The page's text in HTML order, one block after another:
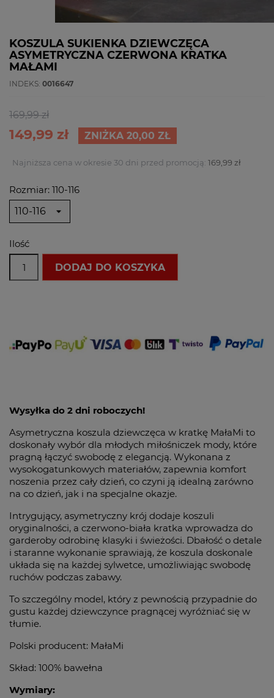
KOSZULA SUKIENKA DZIEWCZĘCA
ASYMETRYCZNA CZERWONA KRATKA
MAŁAMI
INDEKS: 0016647
169,99 zł
149,99 zł ZNIŻKA 20,00 ZŁ
Najniższa cena w okresie 30 dni przed promocją: 169,99 zł
Rozmiar: 110-116
Ilość
DODAJ DO KOSZYKA
Wysyłka do 2 dni roboczych!
Asymetryczna koszula dziewczęca w kratkę MałaMi to
doskonały wybór dla młodych miłośniczek mody, które
pragną łączyć swobodę z elegancją. Wykonana z
wysokogatunkowych materiałów, zapewnia komfort
noszenia przez cały dzień, co czyni ją idealną zarówno
na co dzień, jak i na specjalne okazje.
Intrygujący, asymetryczny krój dodaje koszuli
oryginalności, a czerwono-biała kratka wprowadza do
garderoby odrobinę klasyki i świeżości. Dbałość o detale
i staranne wykonanie sprawiają, że koszula doskonale
układa się na każdej sylwetce, umożliwiając swobodę
ruchów podczas zabawy.
To szczególny model, który z pewnością przypadnie do
gustu każdej dziewczynce pragnącej wyróżniać się w
tłumie.
Polski producent: MałaMi
Skład: 100% bawełna
Wymiary: